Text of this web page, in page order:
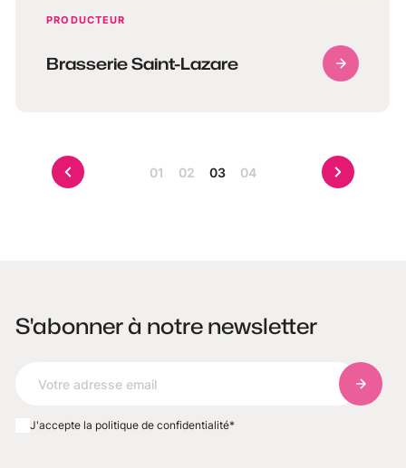
PRODUCTEUR
Brasserie Saint-Lazare
01 02 03 04
S'abonner à notre newsletter
J'accepte la politique de confidentialité*